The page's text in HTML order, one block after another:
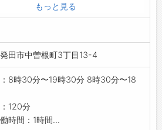
診療アシスタント、他。
方、資格をお持ちでない方、ブラン
も丁寧に
すので安心してご応募ください。
ったペースで行います。
もっと見る
田市中曽根町3丁目13-4
8時30分〜19時30分 8時30分〜18
120分
時間：1時間...